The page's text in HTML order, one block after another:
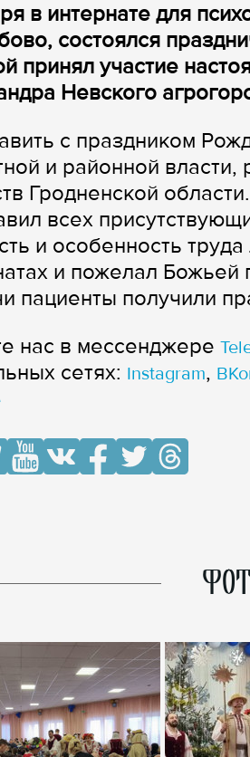
в интернате для
состоялся
принял участие
Невского
с праздником
и районной
Гродненской
всех
и особенность
и пожелал
пациенты получили
нас в мессенджере
сетях: Instagram,